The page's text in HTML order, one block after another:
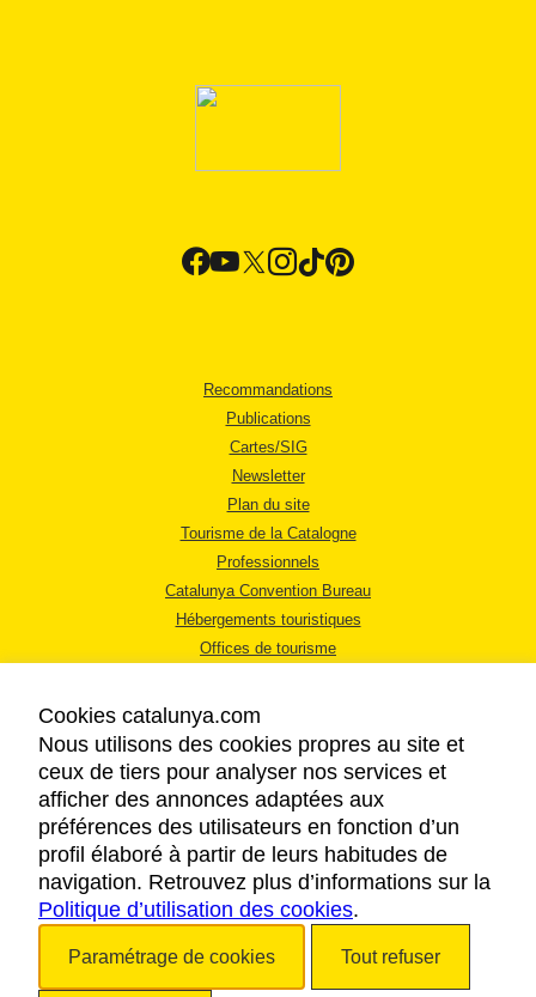
Recommandations
Publications
Cartes/SIG
Newsletter
Plan du site
Tourisme de la Catalogne
Professionnels
Catalunya Convention Bureau
Hébergements touristiques
Offices de tourisme
MENTIONS LÉGALES
RÈGLES DE CONFIDENTIALITÉ
COOKIES
ACCESSIBILITÉ
Cookies catalunya.com
Nous utilisons des cookies propres au site et
ceux de tiers pour analyser nos services et
afficher des annonces adaptées aux
préférences des utilisateurs en fonction d’un
profil élaboré à partir de leurs habitudes de
navigation. Retrouvez plus d’informations sur la
Politique d’utilisation des cookies.
Paramétrage de cookies Tout refuser